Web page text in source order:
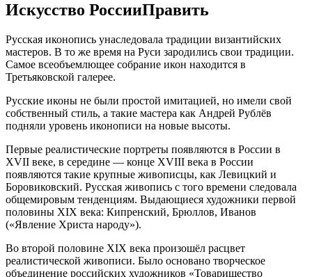
Искусство РоссииПравить
Русская иконопись унаследовала традиции византийских
мастеров. В то же время на Руси зародились свои традиции.
Самое всеобъемлющее собрание икон находится в
Третьяковской галерее.
Русские иконы не были простой имитацией, но имели свой
собственный стиль, а такие мастера как Андрей Рублёв
подняли уровень иконописи на новые высоты.
Первые реалистические портреты появляются в России в
XVII веке, в середине — конце XVIII века в России
появляются такие крупные живописцы, как Левицкий и
Боровиковский. Русская живопись с того времени следовала
общемировым тенденциям. Выдающиеся художники первой
половины XIX века: Кипренский, Брюллов, Иванов
(«Явление Христа народу»).
Во второй половине XIX века произошёл расцвет
реалистической живописи. Было основано творческое
объединение российских художников «Товарищество